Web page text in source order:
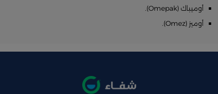
أوميباك (Omepak).
أوميز (Omez).